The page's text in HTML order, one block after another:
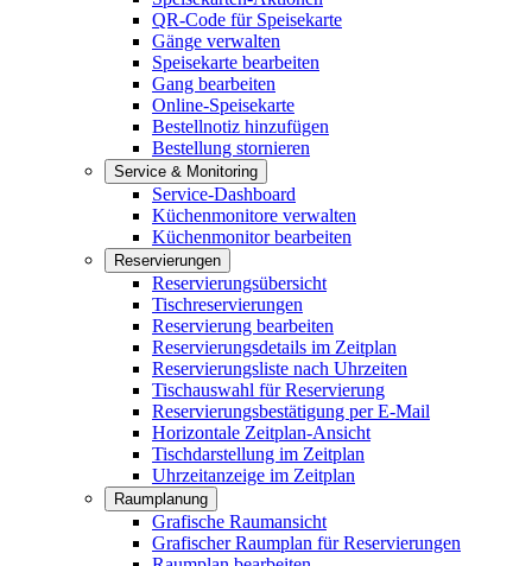
QR-Code für Speisekarte
Gänge verwalten
Speisekarte bearbeiten
Gang bearbeiten
Online-Speisekarte
Bestellnotiz hinzufügen
Bestellung stornieren
Service & Monitoring
Service-Dashboard
Küchenmonitore verwalten
Küchenmonitor bearbeiten
Reservierungen
Reservierungsübersicht
Tischreservierungen
Reservierung bearbeiten
Reservierungsdetails im Zeitplan
Reservierungsliste nach Uhrzeiten
Tischauswahl für Reservierung
Reservierungsbestätigung per E-Mail
Horizontale Zeitplan-Ansicht
Tischdarstellung im Zeitplan
Uhrzeitanzeige im Zeitplan
Raumplanung
Grafische Raumansicht
Grafischer Raumplan für Reservierungen